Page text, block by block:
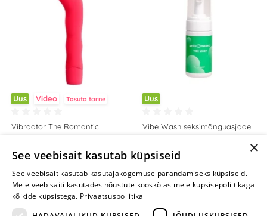
Uus Video Tasuta tarne
Vibraator The Romantic
65.95 €
LISA OSTUKORVI
Uus
Vibe Wash seksimänguasjade
puhastusvahend (100 ml)
8.95 €
LISA OSTUKORVI
×
See veebisait kasutab küpsiseid
See veebisait kasutab kasutajakogemuse parandamiseks küpsiseid.
Meie veebisaiti kasutades nõustute kooskõlas meie küpsisepoliitikaga
kõikide küpsistega. Privaatsuspoliitika